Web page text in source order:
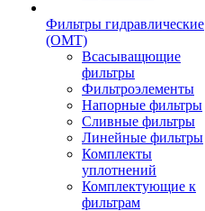
Фильтры гидравлические
(OMT)
Всасыващющие
фильтры
Фильтроэлементы
Напорные фильтры
Сливные фильтры
Линейные фильтры
Комплекты
уплотнений
Комплектующие к
фильтрам